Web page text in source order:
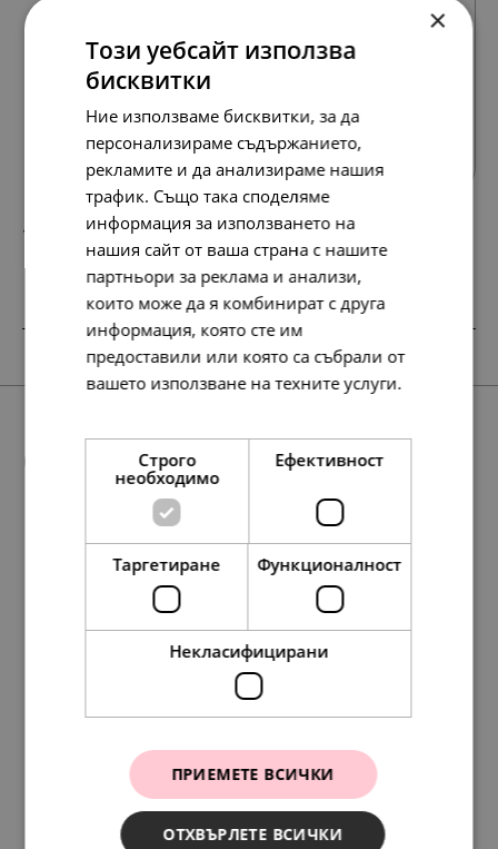
Всички продукти
158. 81.00 €
101. € 95.
60. € 197. лв.
69. € 95.
76. € 97.
69. € 109.53 лв. 48.90 лв.
25.
Още предложения
Pandora Клипс
Вдъхновение
49.00
SALE
Pandora Талисман
висулка Семейна
ценност
148.64 лв. 88.
×
Този уебсайт използва
бисквитки
Ние използваме бисквитки, за да
персонализираме съдържанието,
рекламите и да анализираме нашия
трафик. Също така споделяме
информация за използването на
нашия сайт от ваша страна с нашите
партньори за реклама и анализи,
които може да я комбинират с друга
информация, която сте им
предоставили или която са събрали от
вашето използване на техните услуги.
Строго
необходимо
Ефективност
Таргетиране Функционалност
Некласифицирани
ПРИЕМЕТЕ ВСИЧКИ
ОТХВЪРЛЕТЕ ВСИЧКИ